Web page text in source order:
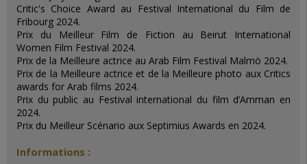
Critic's Choice Award au Festival International du Film de
Fribourg 2024.
Prix du Meilleur Film de Fiction au Beirut International
Women Film Festival 2024.
Prix de la Meilleure actrice au Arab Film Festival Malmö 2024.
Prix de la Meilleure actrice et de la Meilleure photo aux Critics
awards for Arab films 2024.
Prix du public au Festival international du film d’Amman en
2024.
Prix du Meilleur Scénario aux Septimius Awards en 2024.
Informations :